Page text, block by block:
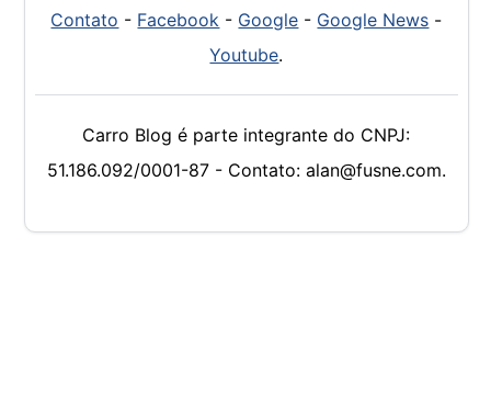
Contato - Facebook - Google - Google News -
Youtube.
Carro Blog é parte integrante do CNPJ:
51.186.092/0001-87 - Contato: alan@fusne.com.